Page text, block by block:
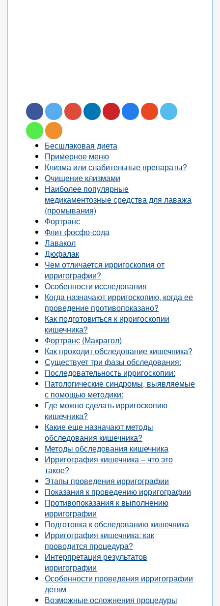
Бесшлаковая диета
Примерное меню
Клизма или слабительные препараты?
Очищение клизмами
Наиболее популярные
медикаментозные средства для лаважа
(промывания)
Фортранс
Флит фосфо-сода
Лавакол
Дюфалак
Чем отличается ирригоскопия от
ирригографии?
Особенности исследования
Когда назначают ирригоскопию, когда ее
проведение противопоказано?
Как подготовиться к ирригоскопии
кишечника?
Фортранс (Макрагол)
Как проходит обследование кишечника?
Существует три фазы обследования:
Последовательность ирригоскопии:
Патологические синдромы, выявляемые
с помощью методики:
Где можно сделать ирригоскопию
кишечника?
Какие еще назначают методы
обследования кишечника?
Методы обследования кишечника
Ирригография кишечника – что это
такое?
Этапы проведения ирригографии
Показания к проведению ирригографии
Противопоказания к выполнению
ирригографии
Подготовка к обследованию кишечника
Ирригография кишечника: как
проводится процедура?
Интерпретация результатов
ирригографии
Особенности проведения ирригографии
детям
Возможные осложнения процедуры